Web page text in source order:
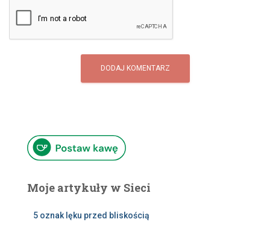
Moje artykuły w Sieci
5 oznak lęku przed bliskością